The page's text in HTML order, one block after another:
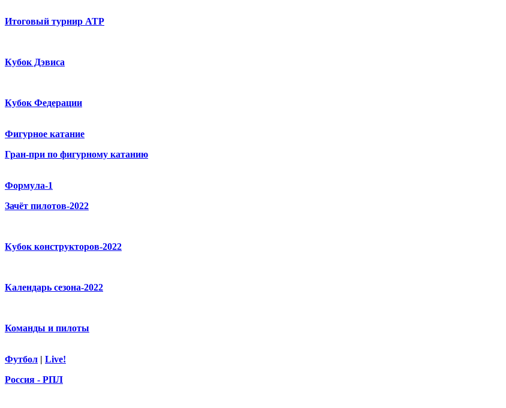
Итоговый турнир ATP
Кубок Дэвиса
Кубок Федерации
Фигурное катание
Гран-при по фигурному катанию
Формула-1
Зачёт пилотов-2022
Кубок конструкторов-2022
Календарь сезона-2022
Команды и пилоты
Футбол | Live!
Россия - РПЛ